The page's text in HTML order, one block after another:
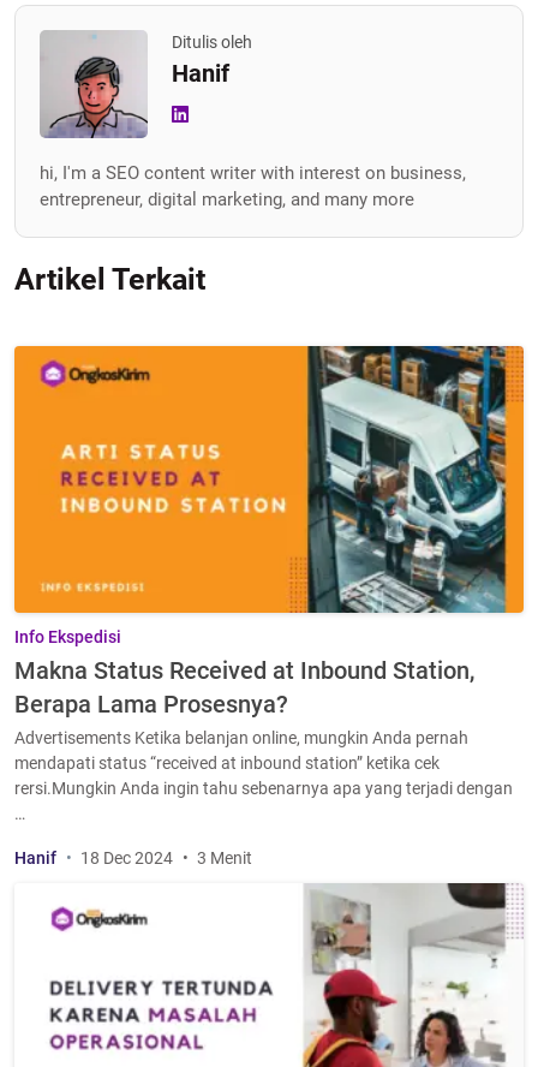
Ditulis oleh
Hanif
hi, I'm a SEO content writer with interest on business,
entrepreneur, digital marketing, and many more
Artikel Terkait
Info Ekspedisi
Makna Status Received at Inbound Station,
Berapa Lama Prosesnya?
Advertisements Ketika belanjan online, mungkin Anda pernah
mendapati status “received at inbound station” ketika cek
rersi.Mungkin Anda ingin tahu sebenarnya apa yang terjadi dengan
…
Hanif 18 Dec 2024 3 Menit